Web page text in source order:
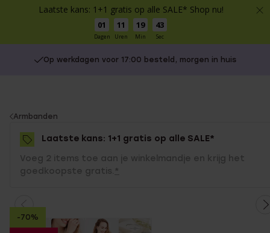
Laatste kans: 1+1 gratis op alle SALE* Shop nu!
01
Dagen
11
Uren
19
Min
43
Sec
Op werkdagen voor 17:00 besteld, morgen in huis
You
are
here:
Armbanden
Laatste kans: 1+1 gratis op alle SALE*
Voeg 2 items toe aan je winkelmandje en krijg het
goedkoopste gratis. *
-70%